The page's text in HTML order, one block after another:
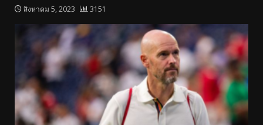
สิงหาคม 5, 2023 3151